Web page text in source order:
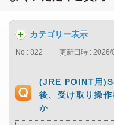
カテゴリー表示
No : 822 更新日時 : 2026/
(JRE POINT用
後、受け取り操
か